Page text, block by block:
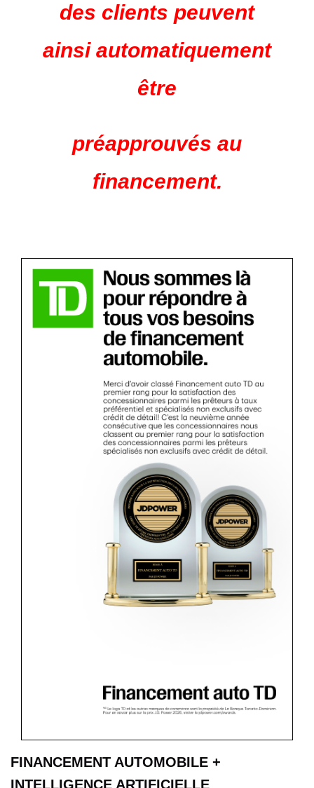
des clients peuvent
ainsi automatiquement
être
préapprouvés au
financement.
FINANCEMENT AUTOMOBILE +
INTELLIGENCE ARTIFICIELLE